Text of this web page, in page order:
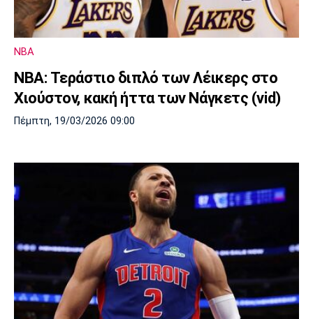
NBA
ΝΒΑ: Τεράστιο διπλό των Λέικερς στο
Χιούστον, κακή ήττα των Νάγκετς (vid)
Πέμπτη, 19/03/2026 09:00